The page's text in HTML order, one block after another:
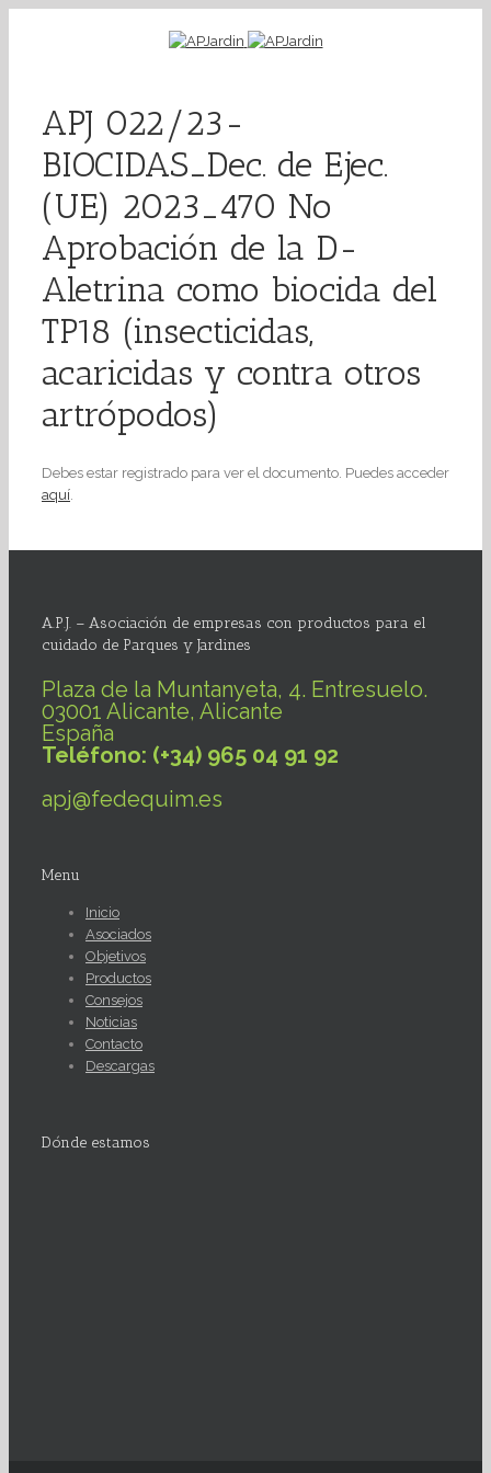
APJ 022/23-
BIOCIDAS_Dec. de Ejec.
(UE) 2023_470 No
Aprobación de la D-
Aletrina como biocida del
TP18 (insecticidas,
acaricidas y contra otros
artrópodos)
Debes estar registrado para ver el documento. Puedes acceder
aquí.
A.P.J. – Asociación de empresas con productos para el
cuidado de Parques y Jardines
Plaza de la Muntanyeta, 4. Entresuelo.
03001 Alicante, Alicante
España
Teléfono: (+34) 965 04 91 92
apj@fedequim.es
Menu
Inicio
Asociados
Objetivos
Productos
Consejos
Noticias
Contacto
Descargas
Dónde estamos